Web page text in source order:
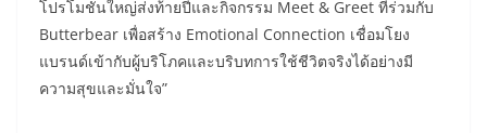
โปรโมชันใหญ่ส่งท้ายปีและกิจกรรม Meet & Greet ที่ร่วมกับ
Butterbear เพื่อสร้าง Emotional Connection เชื่อมโยง
แบรนด์เข้ากับผู้บริโภคและบริบทการใช้ชีวิตจริงได้อย่างมี
ความสุขและมั่นใจ”